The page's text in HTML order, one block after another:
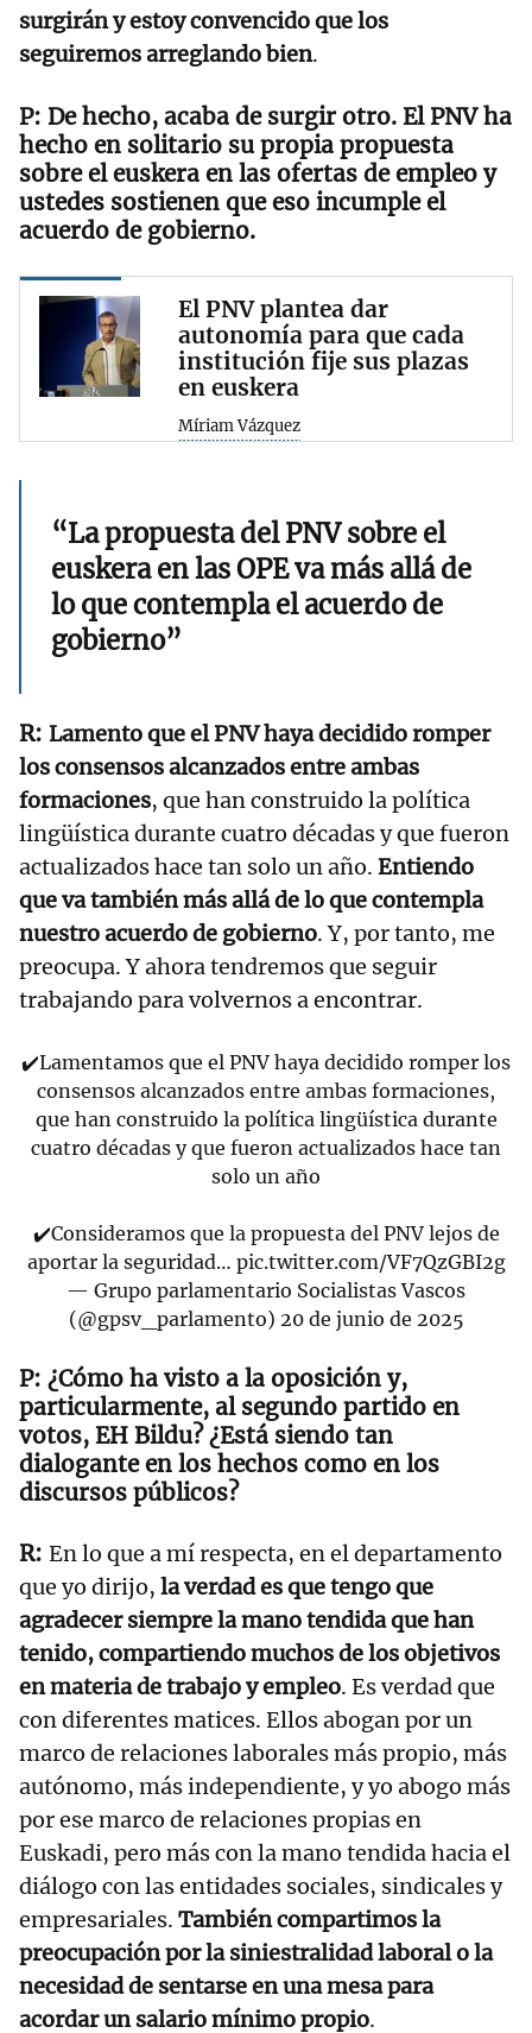
surgirán y estoy convencido que los
seguiremos arreglando bien.
De hecho, acaba de surgir otro. El PNV ha
hecho en solitario su propia propuesta
sobre el euskera en las ofertas de empleo y
ustedes sostienen que eso incumple el
acuerdo de gobierno.
El PNV plantea dar
autonomía para que cada
institución fije sus plazas
en euskera
Míriam Vázquez
“La propuesta del PNV sobre el
euskera en las OPE va más allá de
lo que contempla el acuerdo de
gobierno”
Lamento que el PNV haya decidido romper
los consensos alcanzados entre ambas
formaciones, que han construido la política
lingüística durante cuatro décadas y que fueron
actualizados hace tan solo un año. Entiendo
que va también más allá de lo que contempla
nuestro acuerdo de gobierno. Y, por tanto, me
preocupa. Y ahora tendremos que seguir
trabajando para volvernos a encontrar.
✔️Lamentamos que el PNV haya decidido romper los
consensos alcanzados entre ambas formaciones,
que han construido la política lingüística durante
cuatro décadas y que fueron actualizados hace tan
solo un año
✔️Consideramos que la propuesta del PNV lejos de
aportar la seguridad… pic.twitter.com/VF7QzGBI2g
— Grupo parlamentario Socialistas Vascos
(@gpsv_parlamento) 20 de junio de 2025
¿Cómo ha visto a la oposición y,
particularmente, al segundo partido en
votos, EH Bildu? ¿Está siendo tan
dialogante en los hechos como en los
discursos públicos?
En lo que a mí respecta, en el departamento
que yo dirijo, la verdad es que tengo que
agradecer siempre la mano tendida que han
tenido, compartiendo muchos de los objetivos
en materia de trabajo y empleo. Es verdad que
con diferentes matices. Ellos abogan por un
marco de relaciones laborales más propio, más
autónomo, más independiente, y yo abogo más
por ese marco de relaciones propias en
Euskadi, pero más con la mano tendida hacia el
diálogo con las entidades sociales, sindicales y
empresariales. También compartimos la
preocupación por la siniestralidad laboral o la
necesidad de sentarse en una mesa para
acordar un salario mínimo propio.